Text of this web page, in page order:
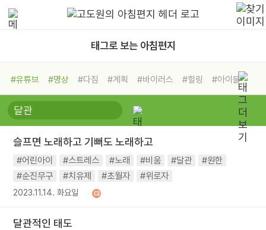
태그로 보는 아침편지
#유튜브 #명상 #다짐 #계획 #바이러스 #힐링
#아이들
#비전캠프
#독서캠프 #삶
#희망
#나눔 #친구 #링컨학교
#독서
#건강 #면역력
슬프면 노래하고 기뻐도 노래하고
#어린아이 #스트레스 #노래 #비움 #달관
#원한
#순진무구
#치유제 #초월자 #위로자
2023.11.14. 화요일
달관적인 태도